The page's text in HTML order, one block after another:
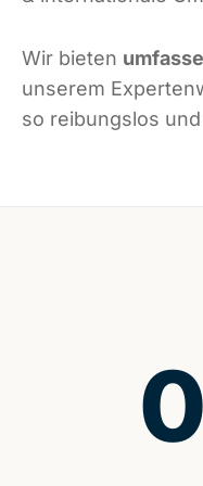
Wir bieten
unserem
so reibungslos
0